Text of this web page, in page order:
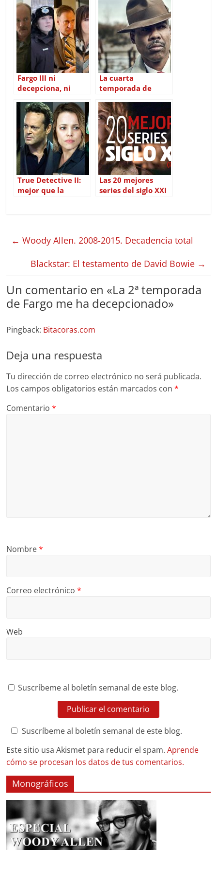
Fargo III ni
decepciona, ni
La cuarta
temporada de
remontar la
tendencia de la
serie
True Detective II:
mejor que la
Las 20 mejores
series del siglo XXI
← Woody Allen. 2008-2015. Decadencia total
Blackstar: El testamento de David Bowie →
Un comentario en «La 2ª temporada
de Fargo me ha decepcionado»
Pingback: Bitacoras.com
Deja una respuesta
Tu dirección de correo electrónico no será publicada.
Los campos obligatorios están marcados con*
Comentario*
Nombre*
Correo electrónico*
Web
Suscríbeme al boletín semanal de este blog.
Suscríbeme al boletín semanal de este blog.
Este sitio usa Akismet para reducir el spam.Aprende
cómo se procesan los datos de tus comentarios.
Monográficos